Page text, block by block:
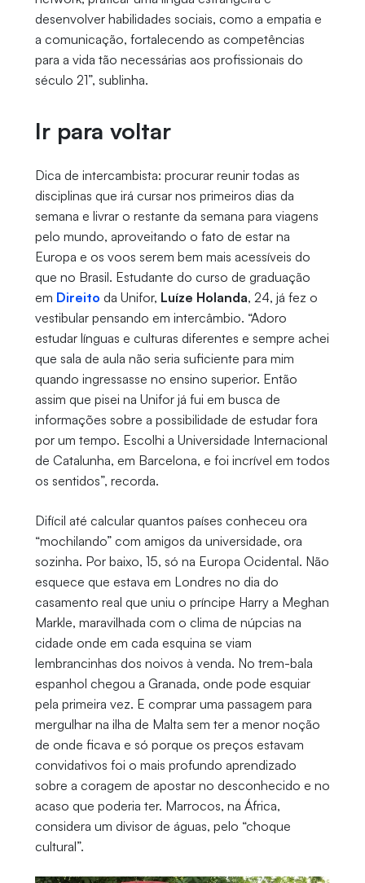
desenvolver habilidades sociais, como a empatia e
a comunicação, fortalecendo as competências
para a vida tão necessárias aos profissionais do
século 21”, sublinha.
Ir para voltar
Dica de intercambista: procurar reunir todas as
disciplinas que irá cursar nos primeiros dias da
semana e livrar o restante da semana para viagens
pelo mundo, aproveitando o fato de estar na
Europa e os voos serem bem mais acessíveis do
que no Brasil. Estudante do curso de graduação
em Direito da Unifor, Luíze Holanda, 24, já fez o
vestibular pensando em intercâmbio. “Adoro
estudar línguas e culturas diferentes e sempre achei
que sala de aula não seria suficiente para mim
quando ingressasse no ensino superior. Então
assim que pisei na Unifor já fui em busca de
informações sobre a possibilidade de estudar fora
por um tempo. Escolhi a Universidade Internacional
de Catalunha, em Barcelona, e foi incrível em todos
os sentidos”, recorda.
Difícil até calcular quantos países conheceu ora
“mochilando” com amigos da universidade, ora
sozinha. Por baixo, 15, só na Europa Ocidental. Não
esquece que estava em Londres no dia do
casamento real que uniu o príncipe Harry a Meghan
Markle, maravilhada com o clima de núpcias na
cidade onde em cada esquina se viam
lembrancinhas dos noivos à venda. No trem-bala
espanhol chegou a Granada, onde pode esquiar
pela primeira vez. E comprar uma passagem para
mergulhar na ilha de Malta sem ter a menor noção
de onde ficava e só porque os preços estavam
convidativos foi o mais profundo aprendizado
sobre a coragem de apostar no desconhecido e no
acaso que poderia ter. Marrocos, na África,
considera um divisor de águas, pelo “choque
cultural”.